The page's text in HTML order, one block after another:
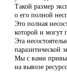
Такой размер
о его полной
Это полная
которой и могут
Эта
паразитической
Мы с вами
на вывозе